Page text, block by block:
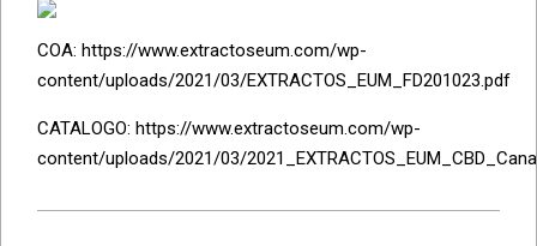
COA: https://www.extractoseum.com/wp-
content/uploads/2021/03/EXTRACTOS_EUM_FD201023.pdf
CATALOGO: https://www.extractoseum.com/wp-
content/uploads/2021/03/